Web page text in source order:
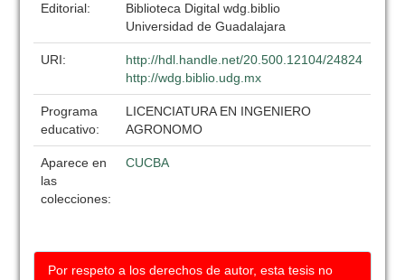
Editorial:
Biblioteca Digital wdg.biblio
Universidad de Guadalajara
URI:
http://hdl.handle.net/20.500.12104/24824
http://wdg.biblio.udg.mx
Programa
educativo:
LICENCIATURA EN INGENIERO
AGRONOMO
Aparece en
las
colecciones:
CUCBA
Por respeto a los derechos de autor, esta tesis no